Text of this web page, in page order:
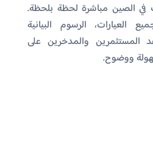
في الصين مباشرة لحظة بلحظة.
الرسوم البيانية
المستثمرين والمدخرين على
ووضوح.